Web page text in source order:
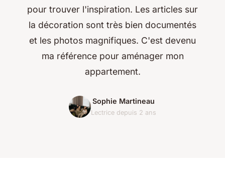
pour trouver l'inspiration. Les articles sur
la décoration sont très bien documentés
et les photos magnifiques. C'est devenu
ma référence pour aménager mon
appartement.
Sophie Martineau
Lectrice depuis 2 ans